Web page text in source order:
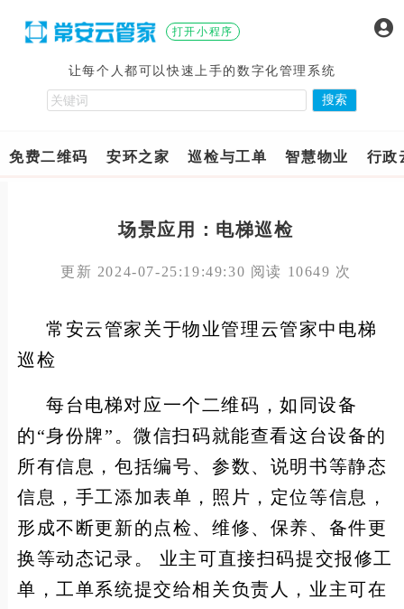
打开小程序
让每个人都可以快速上手的数字化管理系统
免费二维码 安环之家 巡检与工单 智慧物业 行政
场景应用：电梯巡检
更新 2024-07-25:19:49:30 阅读 10649 次
常安云管家关于物业管理云管家中电梯
巡检
每台电梯对应一个二维码，如同设备
的“身份牌”。微信扫码就能查看这台设备的
所有信息，包括编号、参数、说明书等静态
信息，手工添加表单，照片，定位等信息，
形成不断更新的点检、维修、保养、备件更
换等动态记录。 业主可直接扫码提交报修工
单，工单系统提交给相关负责人，业主可在